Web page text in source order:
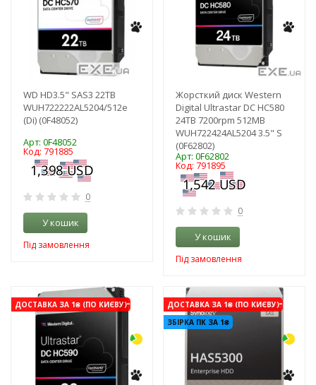
WD HD3.5" SAS3 22TB
WUH722222AL5204/512e
(Di) (0F48052)
Арт: 0F48052
Код: 791885
0
У кошик
Під замовлення
Жорсткий диск Western
Digital Ultrastar DC HC580
24TB 7200rpm 512MB
WUH722424AL5204 3.5" S
(0F62802)
Арт: 0F62802
Код: 791895
0
У кошик
Під замовлення
ДОСТАВКА ЗА 1₴ (ПО КИЄВУ)-3%
ДОСТАВКА ЗА 1₴ (ПО КИЄВУ)
ЗБІРКА ПК ЗА 1₴
-3%